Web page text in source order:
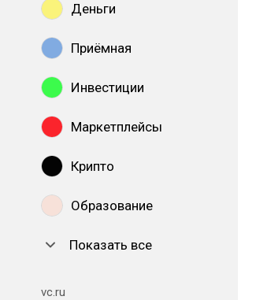
Деньги
Приёмная
Инвестиции
Маркетплейсы
Крипто
Образование
Показать все
vc.ru